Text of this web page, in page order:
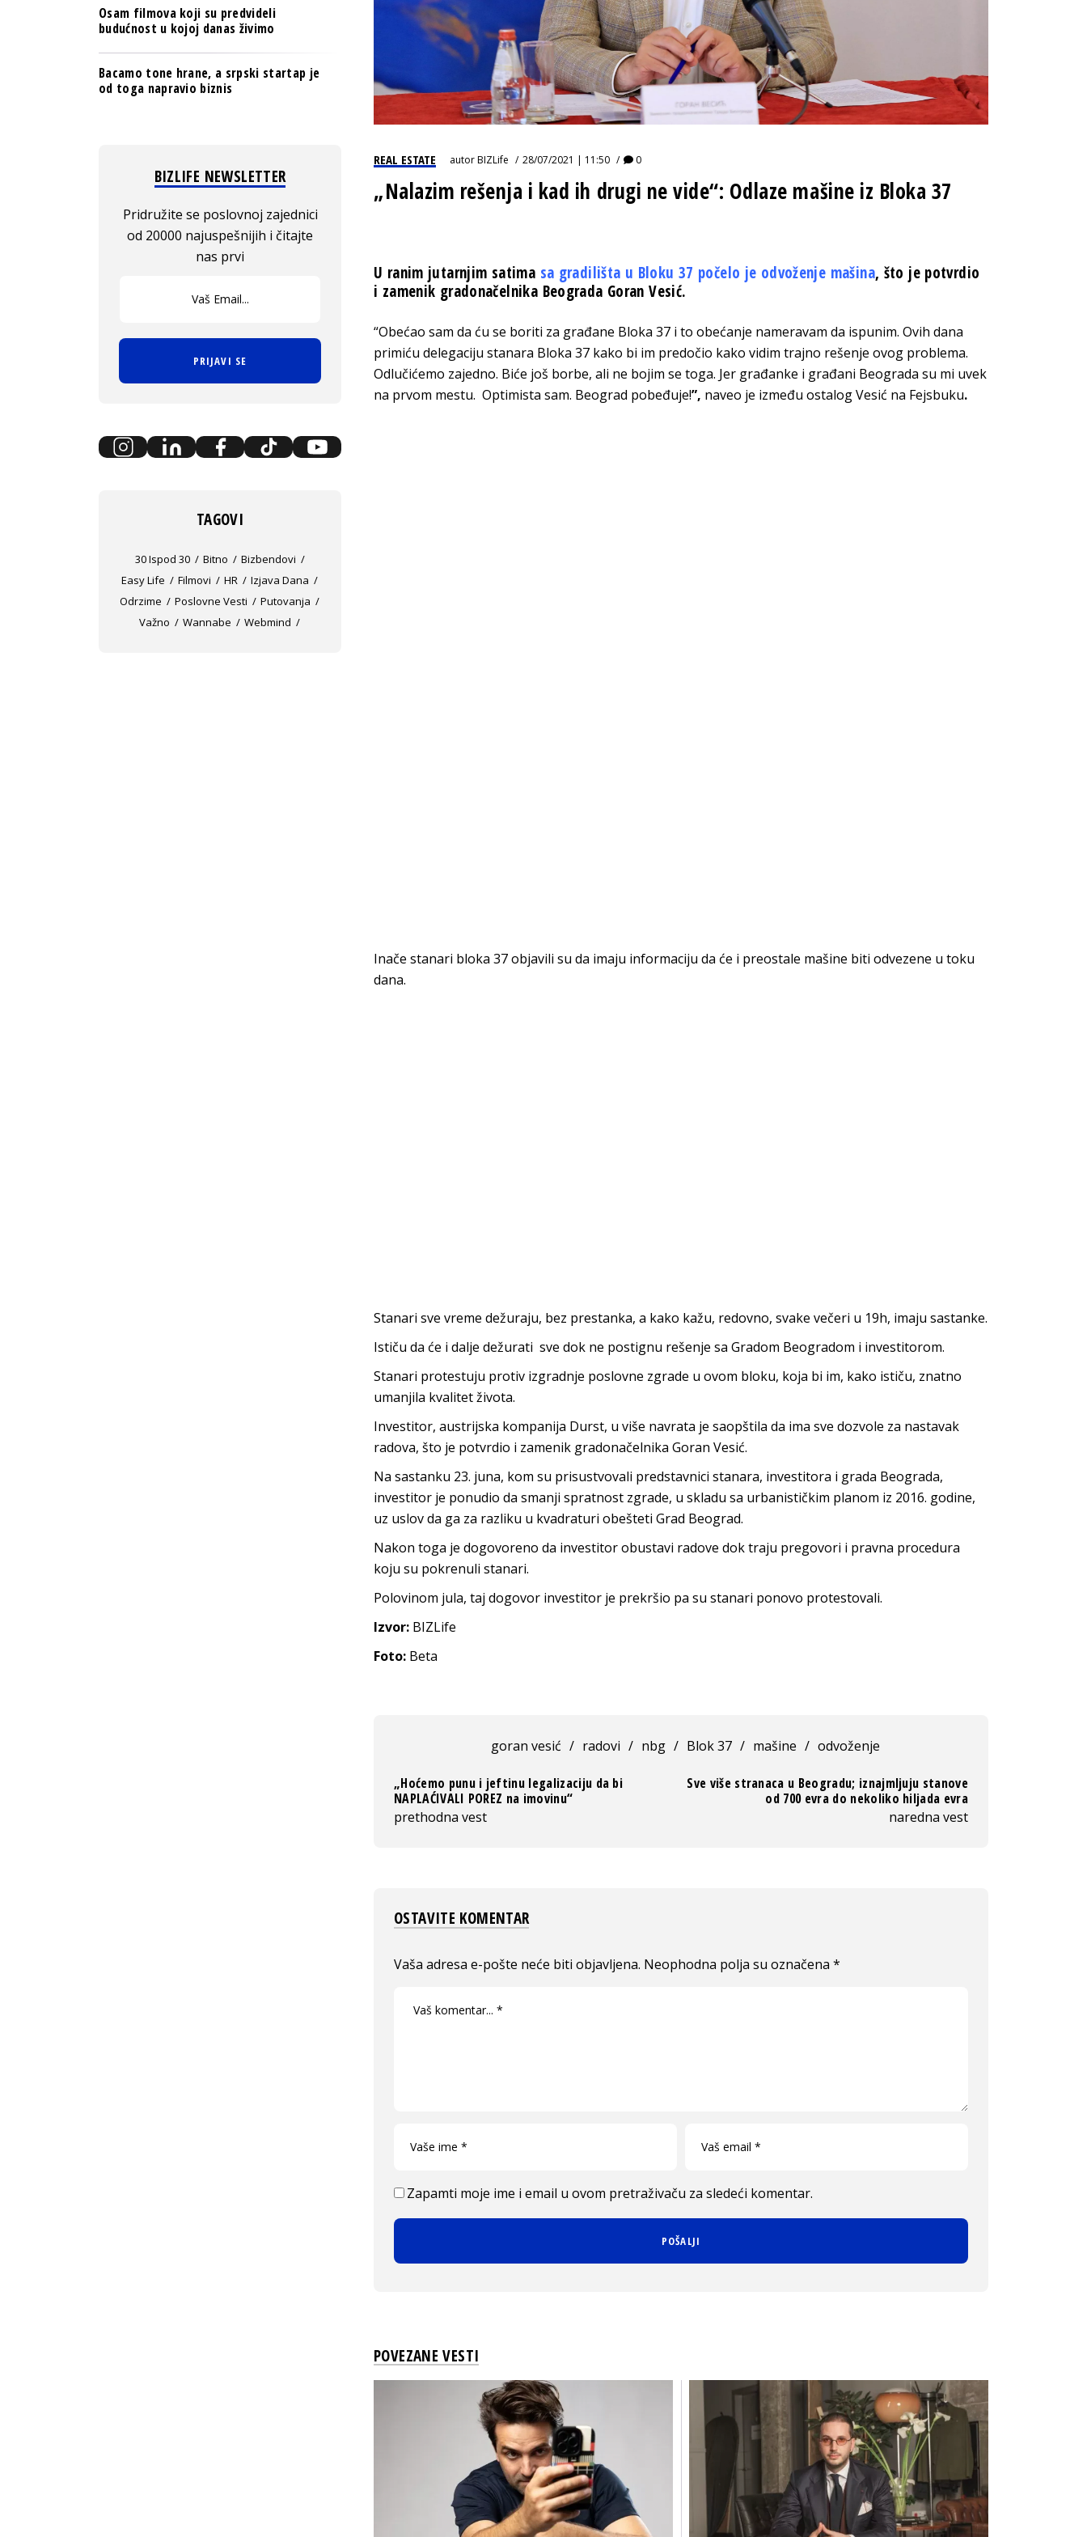
REAL ESTATE autorBIZLife 28/07/2021 | 11:50 0
„Nalazim rešenja i kad ih drugi ne vide“: Odlaze mašine iz Bloka 37
U ranim jutarnjim satima sa gradilišta u Bloku 37 počelo je odvoženje mašina, što je potvrdio
i zamenik gradonačelnika Beograda Goran Vesić.
“Obećao sam da ću se boriti za građane Bloka 37 i to obećanje nameravam da ispunim. Ovih dana
primiću delegaciju stanara Bloka 37 kako bi im predočio kako vidim trajno rešenje ovog problema.
Odlučićemo zajedno. Biće još borbe, ali ne bojim se toga. Jer građanke i građani Beograda su mi uvek
na prvom mestu. Optimista sam. Beograd pobeđuje!”, naveo je između ostalog Vesić na Fejsbuku.
Inače stanari bloka 37 objavili su da imaju informaciju da će i preostale mašine biti odvezene u toku
dana.
Stanari sve vreme dežuraju, bez prestanka, a kako kažu, redovno, svake večeri u 19h, imaju sastanke.
Ističu da će i dalje dežurati sve dok ne postignu rešenje sa Gradom Beogradom i investitorom.
Stanari protestuju protiv izgradnje poslovne zgrade u ovom bloku, koja bi im, kako ističu, znatno
umanjila kvalitet života.
Investitor, austrijska kompanija Durst, u više navrata je saopštila da ima sve dozvole za nastavak
radova, što je potvrdio i zamenik gradonačelnika Goran Vesić.
Na sastanku 23. juna, kom su prisustvovali predstavnici stanara, investitora i grada Beograda,
investitor je ponudio da smanji spratnost zgrade, u skladu sa urbanističkim planom iz 2016. godine,
uz uslov da ga za razliku u kvadraturi obešteti Grad Beograd.
Nakon toga je dogovoreno da investitor obustavi radove dok traju pregovori i pravna procedura
koju su pokrenuli stanari.
Polovinom jula, taj dogovor investitor je prekršio pa su stanari ponovo protestovali.
Izvor: BIZLife
Foto: Beta
goran vesić / radovi / nbg / Blok 37 / mašine / odvoženje
„Hoćemo punu i jeftinu legalizaciju da bi
NAPLAĆIVALI POREZ na imovinu“
prethodna vest
Sve više stranaca u Beogradu; iznajmljuju stanove
od 700 evra do nekoliko hiljada evra
naredna vest
OSTAVITE KOMENTAR
Vaša adresa e-pošte neće biti objavljena. Neophodna polja su označena *
Zapamti moje ime i email u ovom pretraživaču za sledeći komentar.
POVEZANE VESTI
Osam filmova koji su predvideli
budućnost u kojoj danas živimo
Bacamo tone hrane, a srpski startap je
od toga napravio biznis
BIZLIFE NEWSLETTER
Pridružite se poslovnoj zajednici
od 20000 najuspešnijih i čitajte
nas prvi
PRIJAVI SE
TAGOVI
30 Ispod 30 Bitno
Bizbendovi
Easy Life
Filmovi HR
Izjava Dana
Odrzime
Poslovne Vesti
Putovanja
Važno
Wannabe Webmind